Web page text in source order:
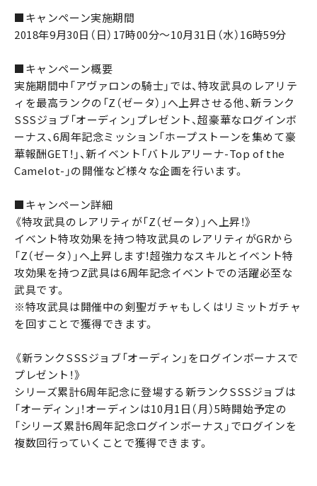
■キャンペーン実施期間
2018年9月30日（日）17時00分～10月31日（水）16時59分
■キャンペーン概要
実施期間中「アヴァロンの騎士」では、特攻武具のレアリテ
ィを最高ランクの「Z（ゼータ）」へ上昇させる他、新ランク
SSSジョブ「オーディン」プレゼント、超豪華なログインボ
ーナス、6周年記念ミッション「ホープストーンを集めて豪
華報酬GET！」、新イベント「バトルアリーナ-Top of the
Camelot-」の開催など様々な企画を行います。
■キャンペーン詳細
《特攻武具のレアリティが「Z（ゼータ）」へ上昇！》
イベント特攻効果を持つ特攻武具のレアリティがGRから
「Z（ゼータ）」へ上昇します！超強力なスキルとイベント特
攻効果を持つZ武具は6周年記念イベントでの活躍必至な
武具です。
※特攻武具は開催中の剣聖ガチャもしくはリミットガチャ
を回すことで獲得できます。
《新ランクSSSジョブ「オーディン」をログインボーナスで
プレゼント！》
シリーズ累計6周年記念に登場する新ランクSSSジョブは
「オーディン」！オーディンは10月1日（月）5時開始予定の
「シリーズ累計6周年記念ログインボーナス」でログインを
複数回行っていくことで獲得できます。